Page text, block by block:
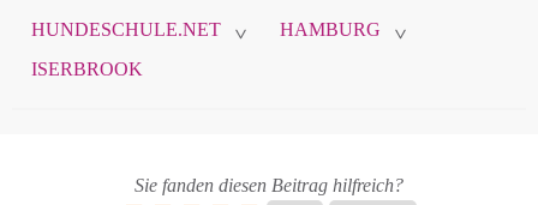
HUNDESCHULE.NET > HAMBURG >
ISERBROOK
Sie fanden diesen Beitrag hilfreich?